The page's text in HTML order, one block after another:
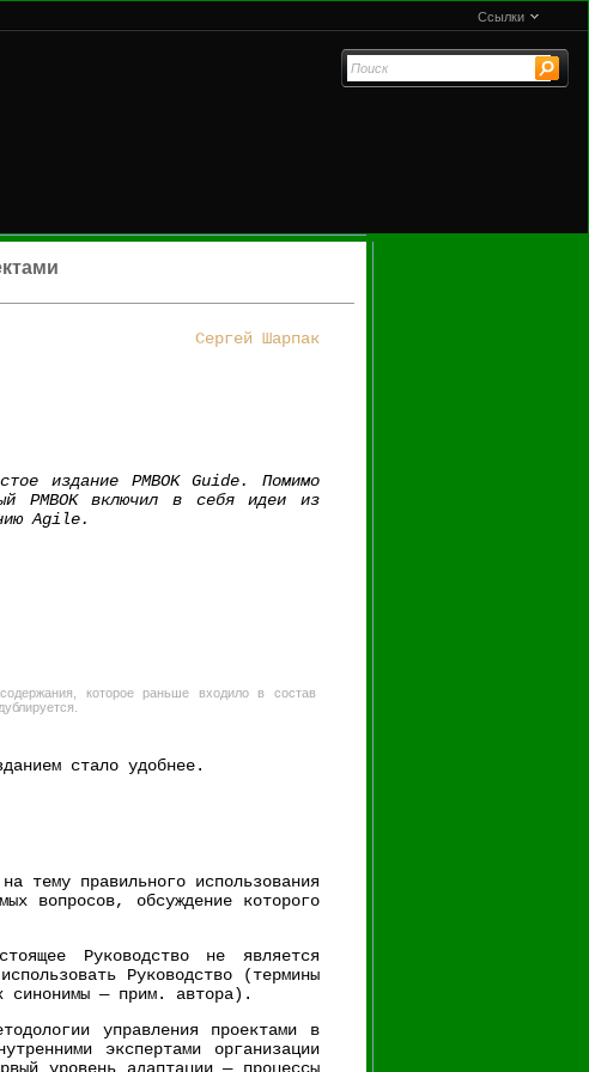
Ссылки
Сергей Шарпак
издание PMBOK Guide. Помимо
PMBOK включил в себя идеи из
Agile.
которое раньше входило в состав
стало удобнее.
тему правильного использования
вопросов, обсуждение которого
Руководство не является
Руководство (термины
синонимы — прим. автора).
управления проектами в
экспертами организации
уровень адаптации — процессы